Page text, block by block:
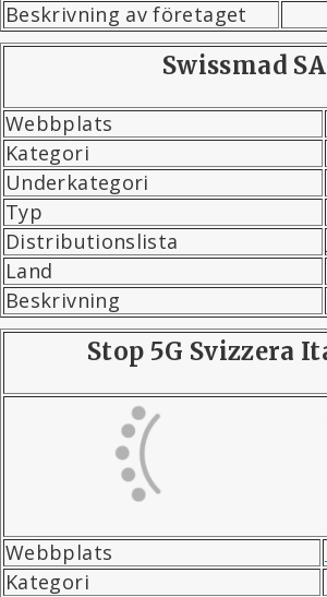
Beskrivning av företaget
Swissmad SA
Webbplats
Kategori
Underkategori
Typ
Distributionslista
Land
Beskrivning
Stop 5G Svizzera
Webbplats
Kategori